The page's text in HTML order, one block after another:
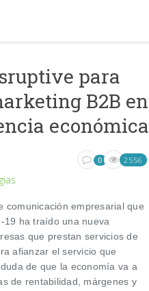
para
B2B en
económica
0 2556
comunicación empresarial que
19 ha traído una nueva
que prestan servicios de
afianzar el servicio que
de que la economía va a
de rentabilidad, márgenes y